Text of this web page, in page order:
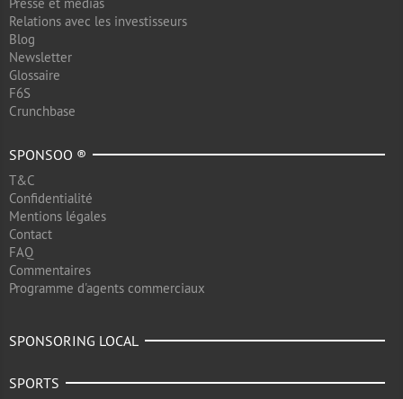
Relations avec les investisseurs
Blog
Newsletter
Glossaire
F6S
Crunchbase
SPONSOO ®
T&C
Confidentialité
Mentions légales
Contact
FAQ
Commentaires
Programme d'agents commerciaux
SPONSORING LOCAL
SPORTS